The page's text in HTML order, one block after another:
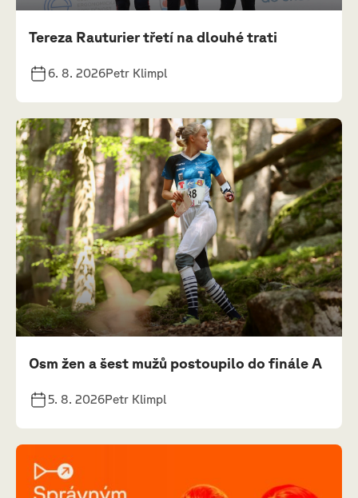
Tereza Rauturier třetí na dlouhé trati
6. 8. 2026Petr Klimpl
Osm žen a šest mužů postoupilo do finále A
5. 8. 2026Petr Klimpl